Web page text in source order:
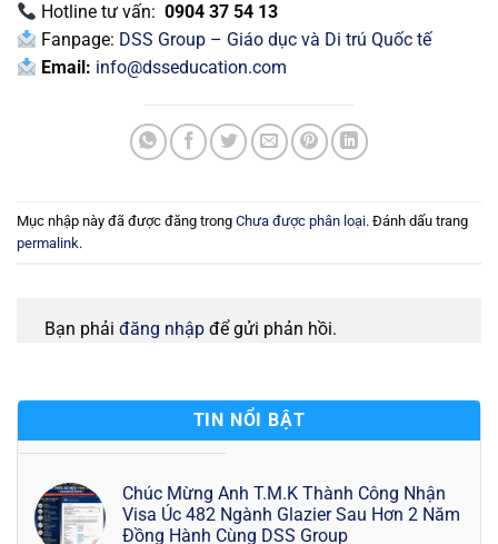
Hotline tư vấn:0904 37 54 13
Fanpage: DSS Group – Giáo dục và Di trú Quốc tế
Email: info@dsseducation.com
Mục nhập này đã được đăng trong Chưa được phân loại. Đánh dấu trang
permalink.
Bạn phải đăng nhập để gửi phản hồi.
TIN NỔI BẬT
Chúc Mừng Anh T.M.K Thành Công Nhận
Visa Úc 482 Ngành Glazier Sau Hơn 2 Năm
Đồng Hành Cùng DSS Group